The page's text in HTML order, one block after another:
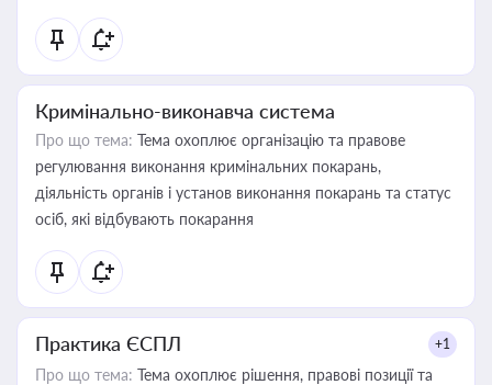
Кримінально-виконавча система
Про що тема: Тема охоплює організацію та правове
регулювання виконання кримінальних покарань,
діяльність органів і установ виконання покарань та статус
осіб, які відбувають покарання
Практика ЄСПЛ +1
Про що тема: Тема охоплює рішення, правові позиції та